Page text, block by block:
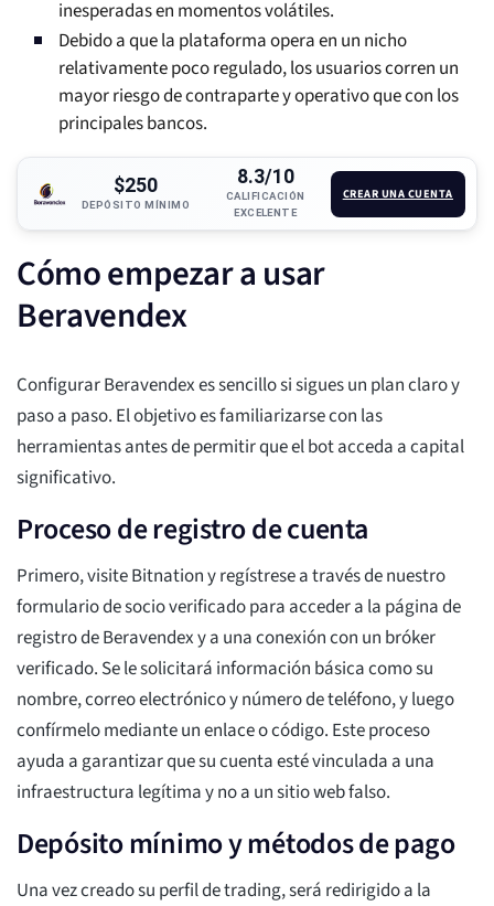
inesperadas en momentos volátiles.
Debido a que la plataforma opera en un nicho
relativamente poco regulado, los usuarios corren un
mayor riesgo de contraparte y operativo que con los
principales bancos.
$250
DEPÓSITO MÍNIMO
8.3/10
CALIFICACIÓN
EXCELENTE
CREAR UNA CUENTA
Cómo empezar a usar
Beravendex
Configurar Beravendex es sencillo si sigues un plan claro y
paso a paso. El objetivo es familiarizarse con las
herramientas antes de permitir que el bot acceda a capital
significativo.
Proceso de registro de cuenta
Primero, visite Bitnation y regístrese a través de nuestro
formulario de socio verificado para acceder a la página de
registro de Beravendex y a una conexión con un bróker
verificado. Se le solicitará información básica como su
nombre, correo electrónico y número de teléfono, y luego
confírmelo mediante un enlace o código. Este proceso
ayuda a garantizar que su cuenta esté vinculada a una
infraestructura legítima y no a un sitio web falso.
Depósito mínimo y métodos de pago
Una vez creado su perfil de trading, será redirigido a la